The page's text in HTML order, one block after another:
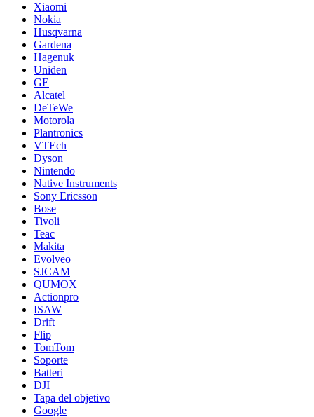
Xiaomi
Nokia
Husqvarna
Gardena
Hagenuk
Uniden
GE
Alcatel
DeTeWe
Motorola
Plantronics
VTEch
Dyson
Nintendo
Native Instruments
Sony Ericsson
Bose
Tivoli
Teac
Makita
Evolveo
SJCAM
QUMOX
Actionpro
ISAW
Drift
Flip
TomTom
Soporte
Batteri
DJI
Tapa del objetivo
Google